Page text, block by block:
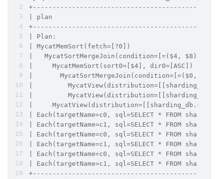
| plan
| Plan:
| MycatMemSort(fetch=[?0])
|
|
|
|
|
|
| Each(targetName=c0,
| Each(targetName=c1,
| Each(targetName=c0,
| Each(targetName=c1,
| Each(targetName=c0,
| Each(targetName=c1,